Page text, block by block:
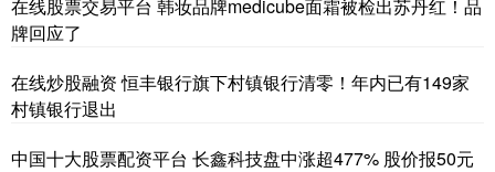
在线股票交易平台 韩妆品牌medicube面霜被检出苏丹红！品
牌回应了
在线炒股融资 恒丰银行旗下村镇银行清零！年内已有149家
村镇银行退出
中国十大股票配资平台 长鑫科技盘中涨超477% 股价报50元